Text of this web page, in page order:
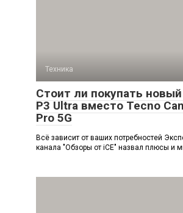
Техника
Стоит ли покупать
P3 Ultra вместо Tecno
Pro 5G
Всё зависит от ваших потребностей
канала "Обзоры от iCE" назвал плюсы и